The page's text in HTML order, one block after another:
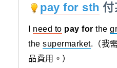
pay for sth 付
need to pay for the
the supermarket.（我
品費用。）